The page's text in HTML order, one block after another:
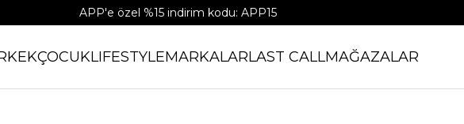
APP'e özel %15 indirim kodu: APP15
ÇOCUKLIFESTYLEMARKALARLAST CALLMAĞAZALAR